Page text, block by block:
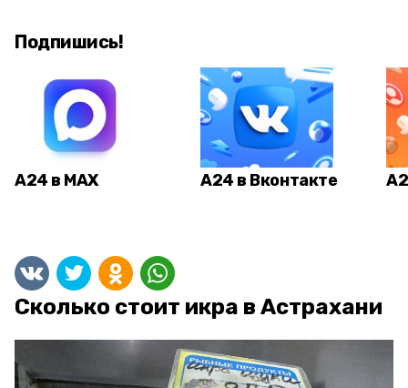
Подпишись!
А24 в MAX А24 в Вконтакте
Сколько стоит икра в Астрахани